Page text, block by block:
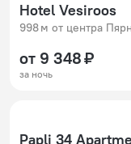
Hotel Vesiroos
998 м от центра
от 9 348 ₽
за ночь
Papli 34